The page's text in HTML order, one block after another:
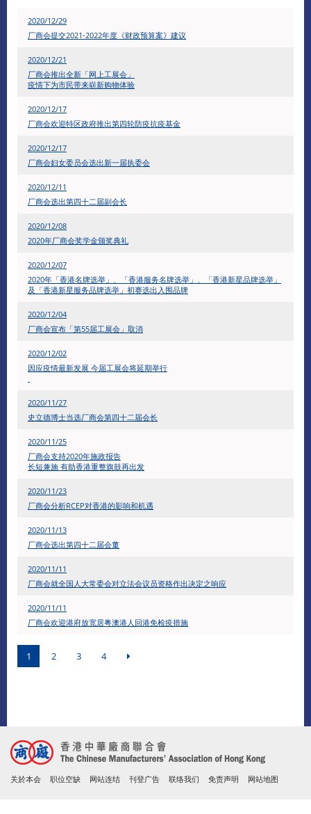
2020/12/29
厂商会提交2021-2022年度《财政预算案》建议
2020/12/21
厂商会推出全新「网上工展会」
疫情下为市民带来崭新购物体验
2020/12/17
厂商会欢迎特区政府推出第四轮防疫抗疫基金
2020/12/17
厂商会妇女委员会选出新一届执委会
2020/12/11
厂商会选出第四十二届副会长
2020/12/08
2020年厂商会奖学金颁奖典礼
2020/12/07
2020年「香港名牌选举」、「香港服务名牌选举」、「香港新星品牌选举」
及「香港新星服务品牌选举」初赛选出入围品牌
​2020/12/04
厂商会宣布「第55届工展会」取消
2020/12/02
因应疫情最新发展 今届工展会将延期举行
2020/11/27
史立德博士当选厂商会第四十二届会长
2020/11/25
厂商会支持2020年施政报告
长短兼施 有助香港重整旗鼓再出发
2020/11/23
厂商会分析RCEP对香港的影响和机遇
2020/11/13
厂商会选出第四十二届会董
​2020/11/11
厂商会就全国人大常委会对立法会议员资格作出决定之响应
2020/11/11
厂商会欢迎港府放宽居粤澳港人回港免检疫措施
1 2 3 4
关於本会 职位空缺 网站连结 刊登广告 联络我们 免责声明 网站地图